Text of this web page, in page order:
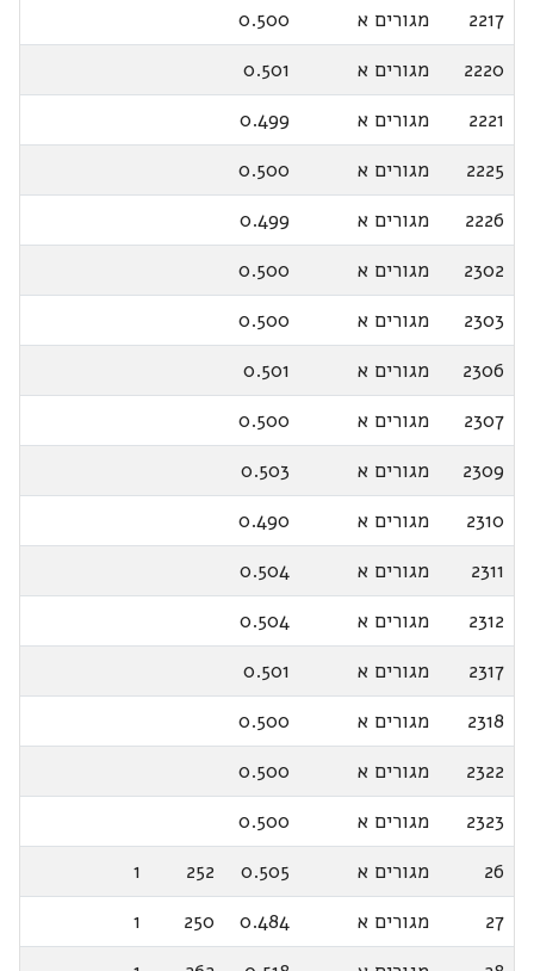
2217
מגורים א
0.500
2220
מגורים א
0.501
2221
מגורים א
0.499
2225
מגורים א
0.500
2226
מגורים א
0.499
2302
מגורים א
0.500
2303
מגורים א
0.500
2306
מגורים א
0.501
2307
מגורים א
0.500
2309
מגורים א
0.503
2310
מגורים א
0.490
2311
מגורים א
0.504
2312
מגורים א
0.504
2317
מגורים א
0.501
2318
מגורים א
0.500
2322
מגורים א
0.500
2323
מגורים א
0.500
26
מגורים א 0.505
252
1
27
מגורים א 0.484
250
1